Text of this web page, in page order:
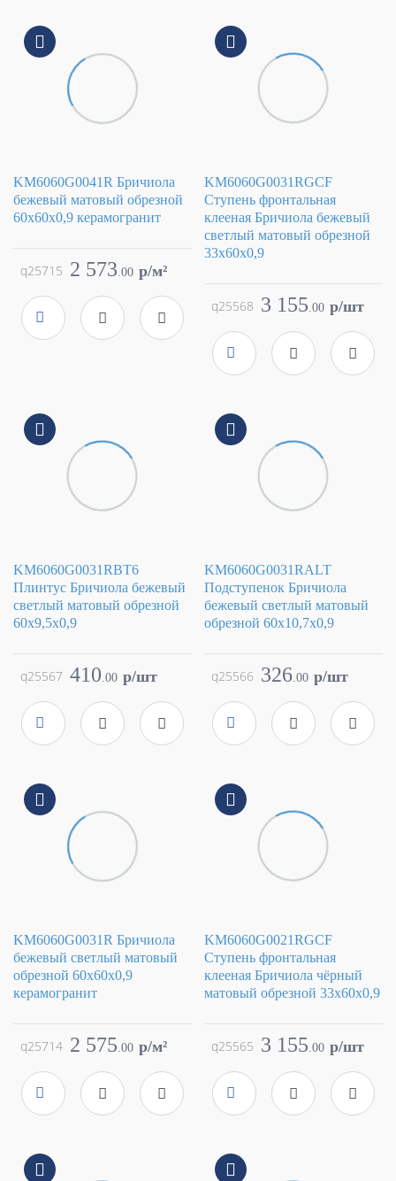
KM6060G0041R Бричиола
бежевый матовый обрезной
60x60x0,9 керамогранит
Kerama Marazzi
Страна
Россия
Размер
Цвет
бежевый
Поверхность
матовая
2 573.00 p/м²
q25715
KM6060G0031RGCF
Ступень фронтальная
клееная Бричиола бежевый
светлый матовый обрезной
33x60x0,9
Kerama Marazzi
Страна
Россия
Размер
Цвет
бежевый
Поверхность
матовая
3 155.00 p/шт
q25568
KM6060G0031RBT6
Плинтус Бричиола бежевый
светлый матовый обрезной
60x9,5x0,9
Kerama Marazzi
Страна
Россия
Размер
60x9.5
Цвет
бежевый
Поверхность
матовая
410.00 p/шт
q25567
KM6060G0031RALT
Подступенок Бричиола
бежевый светлый матовый
обрезной 60x10,7x0,9
Kerama Marazzi
Страна
Россия
Размер
60x10.7
Цвет
бежевый
Поверхность
матовая
326.00 p/шт
q25566
KM6060G0031R Бричиола
бежевый светлый матовый
обрезной 60x60x0,9
керамогранит
Kerama Marazzi
Страна
Россия
Размер
Цвет
бежевый
Поверхность
матовая
2 575.00 p/м²
q25714
KM6060G0021RGCF
Ступень фронтальная
клееная Бричиола чёрный
матовый обрезной 33x60x0,9
Kerama Marazzi
Страна
Россия
Размер
Цвет
черный
Поверхность
матовая
3 155.00 p/шт
q25565